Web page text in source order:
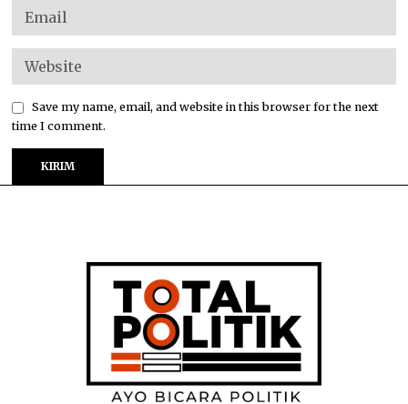
Save my name, email, and website in this browser for the next
time I comment.